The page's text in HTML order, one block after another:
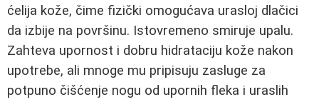
ćelija kože, čime fizički omogućava urasloj dlačici
da izbije na površinu. Istovremeno smiruje upalu.
Zahteva upornost i dobru hidrataciju kože nakon
upotrebe, ali mnoge mu pripisuju zasluge za
potpuno čišćenje nogu od upornih fleka i uraslih